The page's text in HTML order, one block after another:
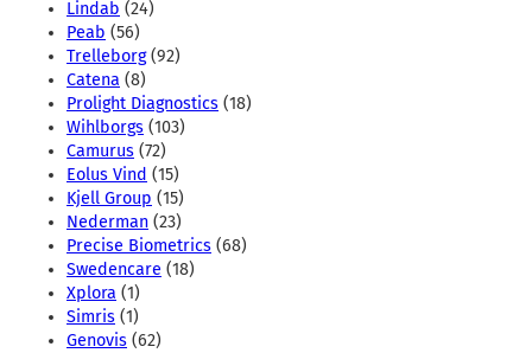
Lindab (24)
Peab (56)
Trelleborg(92)
Catena (8)
Prolight Diagnostics (18)
Wihlborgs (103)
Camurus (72)
Eolus Vind (15)
Kjell Group (15)
Nederman (23)
Precise Biometrics (68)
Swedencare (18)
Xplora (1)
Simris (1)
Genovis (62)